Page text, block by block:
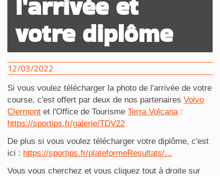
votre diplôme
12/03/2022
Si vous voulez télécharger la photo de l'arrivée de votre
course, c'est offert par deux de nos partenaires Volvo
Clermont et l'Office de Tourisme Terra Volcana:
https://sportips.fr/galerie/TDV22
De plus si vous voulez télécharger votre diplôme, c'est
ici : https://sportips.fr/plateformeResultats/...
Vous vous cherchez et vous cliquez tout à droite sur